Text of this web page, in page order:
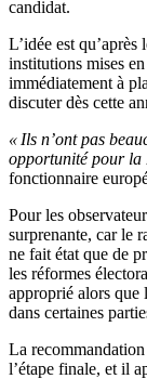
candidat.
L’idée est
institutions mises
immédiatement à
discuter dès cette
« Ils n’ont pas
opportunité pour la
fonctionnaire
Pour les
surprenante, car le
ne fait état que de
les réformes
approprié alors que
dans certaines
La
l’étape finale, et il